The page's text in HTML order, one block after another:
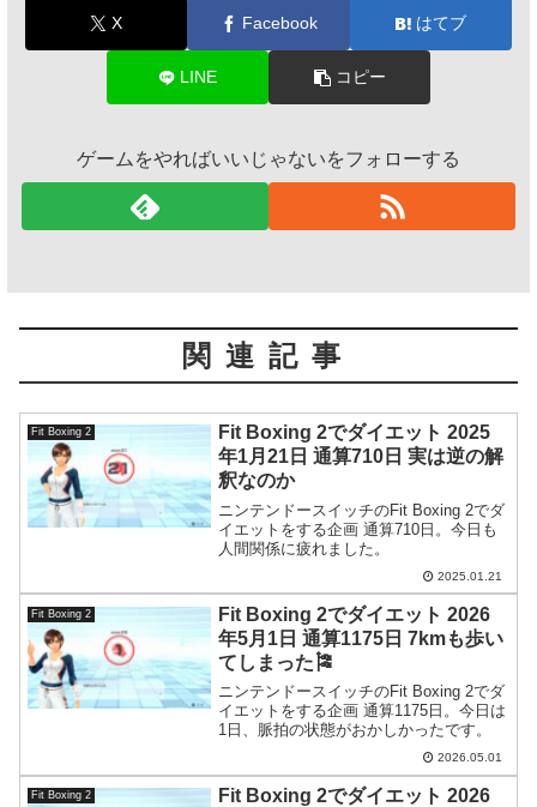
X Facebook はてブ
LINE コピー
ゲームをやればいいじゃないをフォローする
関連記事
Fit Boxing 2
Fit Boxing 2でダイエット 2025
年1月21日 通算710日 実は逆の解
釈なのか
ニンテンドースイッチのFit Boxing 2でダ
イエットをする企画 通算710日。今日も
人間関係に疲れました。
2025.01.21
Fit Boxing 2
Fit Boxing 2でダイエット 2026
年5月1日 通算1175日 7kmも歩い
てしまった🎏
ニンテンドースイッチのFit Boxing 2でダ
イエットをする企画 通算1175日。今日は
1日、脈拍の状態がおかしかったです。
2026.05.01
Fit Boxing 2
Fit Boxing 2でダイエット 2026